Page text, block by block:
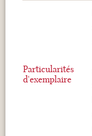
Particularités
d'exemplaire